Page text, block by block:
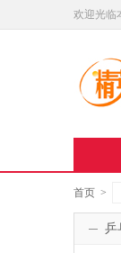
欢迎光临
首页 >
乒